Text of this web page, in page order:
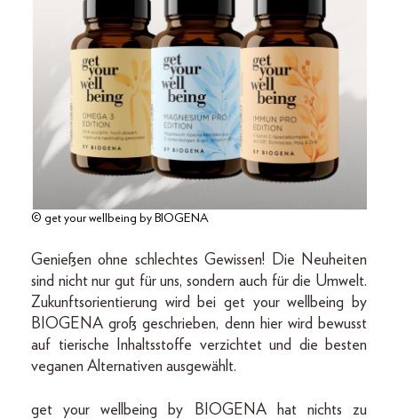
© get your wellbeing by BIOGENA
Genießen ohne schlechtes Gewissen! Die Neuheiten
sind nicht nur gut für uns, sondern auch für die Umwelt.
Zukunftsorientierung wird bei get your wellbeing by
BIOGENA groß geschrieben, denn hier wird bewusst
auf tierische Inhaltsstoffe verzichtet und die besten
veganen Alternativen ausgewählt.
get your wellbeing by BIOGENA hat nichts zu